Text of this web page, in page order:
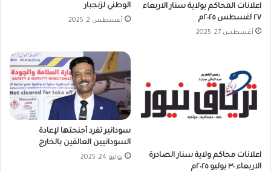
اعلانات المحاكم بولاية سنار الاربعاء
٢٧ اغسطس ٢٠٢٥م
أغسطس 27, 2025
الوطني لزنجبار
أغسطس 2, 2025
اعلانات محاكم ولاية سنار الصادرة
الاربعاء ٣٠ يوليو ٢٠٢٥م
سودانير تفرد أجنحتها لإعادة
السودانيين العالقين بالخارج
يوليو 24, 2025